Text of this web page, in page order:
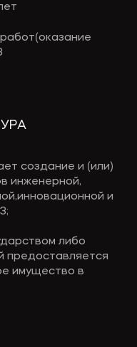
создание и (или)
инженерной,
и
либо
предоставляется
имущество в